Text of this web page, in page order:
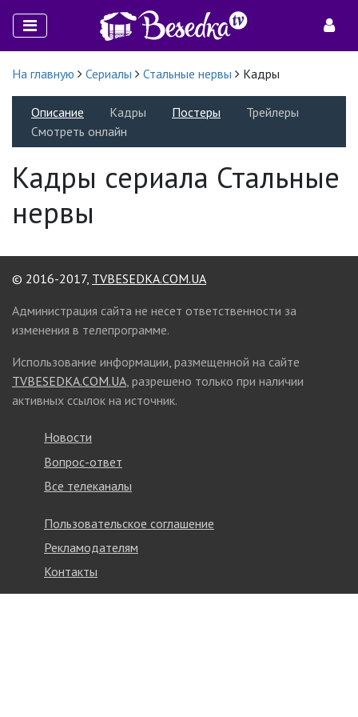
На главную Сериалы Стальные нервы Кадры
Описание Кадры Постеры
Трейлеры
Смотреть онлайн
Кадры сериала Стальные
нервы
© 2016-2017, TVBESEDKA.COM.UA
Администрация сайта не несет ответственности за
изменения в телепрограмме.
Использование информации, размещенной на сайте
TVBESEDKA.COM.UA, разрешено только при наличии
активных ссылок на источник.
Новости
Вопрос-ответ
Все телеканалы
Пользовательское соглашение
Рекламодателям
Контакты